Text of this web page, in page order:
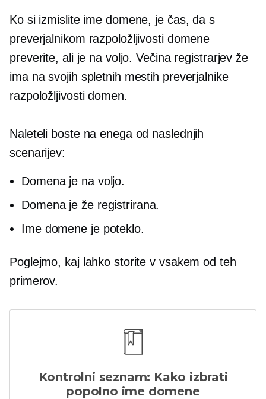
Ko si izmislite ime domene, je čas, da s
preverjalnikom razpoložljivosti domene
preverite, ali je na voljo. Večina registrarjev že
ima na svojih spletnih mestih preverjalnike
razpoložljivosti domen.
Naleteli boste na enega od naslednjih
scenarijev:
Domena je na voljo.
Domena je že registrirana.
Ime domene je poteklo.
Poglejmo, kaj lahko storite v vsakem od teh
primerov.
Kontrolni seznam: Kako izbrati
popolno ime domene